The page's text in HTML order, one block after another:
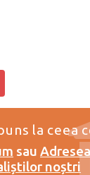
la ceea
sau
noștri